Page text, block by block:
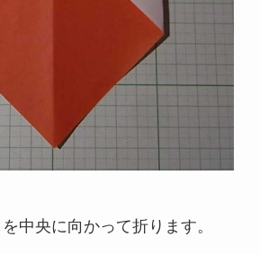
中央に向かって折ります。